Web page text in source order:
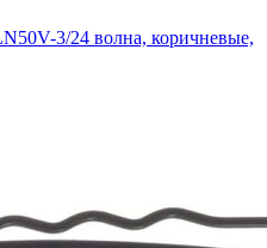
3/24 волна, коричневые,